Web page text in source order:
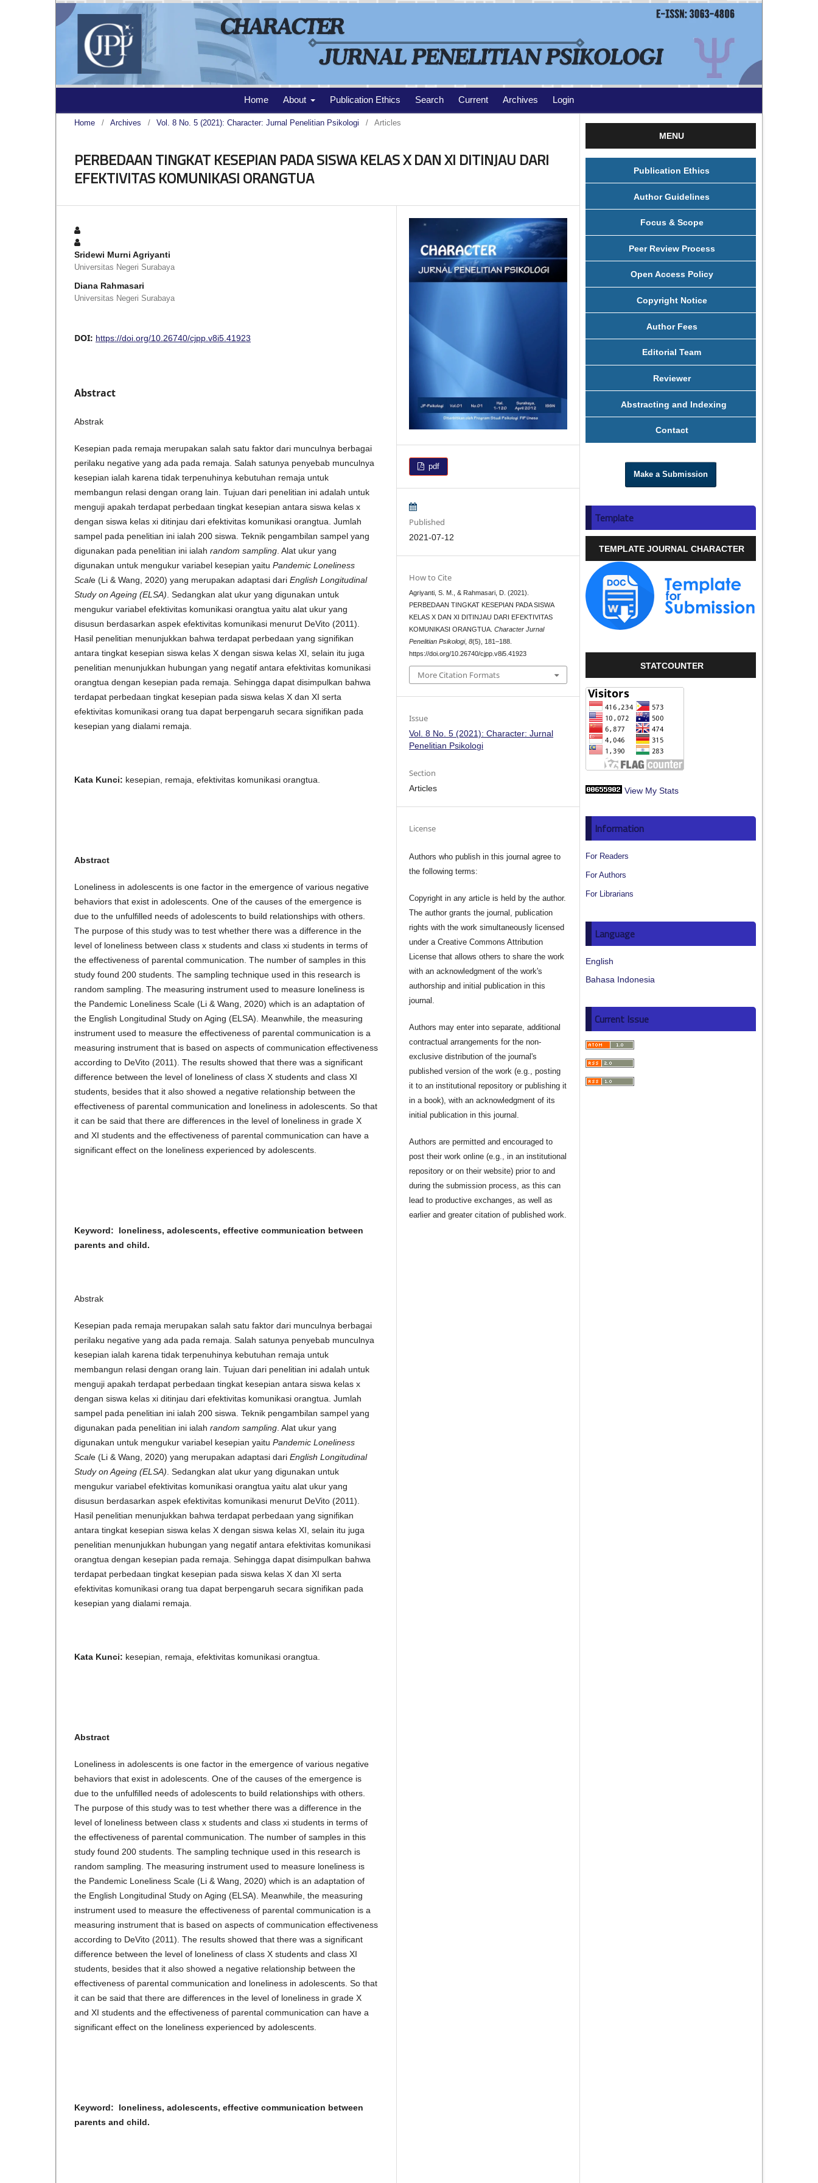
Home About Publication Ethics Search Current Archives Login
Home / Archives / Vol. 8 No. 5 (2021): Character: Jurnal Penelitian Psikologi / Articles
PERBEDAAN TINGKAT KESEPIAN PADA SISWA KELAS X DAN XI DITINJAU DARI
EFEKTIVITAS KOMUNIKASI ORANGTUA
Sridewi Murni Agriyanti
Universitas Negeri Surabaya
Diana Rahmasari
Universitas Negeri Surabaya
DOI: https://doi.org/10.26740/cjpp.v8i5.41923
Abstract
Abstrak
Kesepian pada remaja merupakan salah satu faktor dari munculnya berbagai
perilaku negative yang ada pada remaja. Salah satunya penyebab munculnya
kesepian ialah karena tidak terpenuhinya kebutuhan remaja untuk
membangun relasi dengan orang lain. Tujuan dari penelitian ini adalah untuk
menguji apakah terdapat perbedaan tingkat kesepian antara siswa kelas x
dengan siswa kelas xi ditinjau dari efektivitas komunikasi orangtua. Jumlah
sampel pada penelitian ini ialah 200 siswa. Teknik pengambilan sampel yang
digunakan pada penelitian ini ialah random sampling . Alat ukur yang
digunakan untuk mengukur variabel kesepian yaitu Pandemic Loneliness
Scale (Li & Wang, 2020) yang merupakan adaptasi dari English Longitudinal
Study on Ageing (ELSA) . Sedangkan alat ukur yang digunakan untuk
mengukur variabel efektivitas komunikasi orangtua yaitu alat ukur yang
disusun berdasarkan aspek efektivitas komunikasi menurut DeVito (2011).
Hasil penelitian menunjukkan bahwa terdapat perbedaan yang signifikan
antara tingkat kesepian siswa kelas X dengan siswa kelas XI, selain itu juga
penelitian menunjukkan hubungan yang negatif antara efektivitas komunikasi
orangtua dengan kesepian pada remaja. Sehingga dapat disimpulkan bahwa
terdapat perbedaan tingkat kesepian pada siswa kelas X dan XI serta
efektivitas komunikasi orang tua dapat berpengaruh secara signifikan pada
kesepian yang dialami remaja.
Kata Kunci: kesepian, remaja, efektivitas komunikasi orangtua.
Abstract
Loneliness in adolescents is one factor in the emergence of various negative
behaviors that exist in adolescents. One of the causes of the emergence is
due to the unfulfilled needs of adolescents to build relationships with others.
The purpose of this study was to test whether there was a difference in the
level of loneliness between class x students and class xi students in terms of
the effectiveness of parental communication. The number of samples in this
study found 200 students. The sampling technique used in this research is
random sampling. The measuring instrument used to measure loneliness is
the Pandemic Loneliness Scale (Li & Wang, 2020) which is an adaptation of
the English Longitudinal Study on Aging (ELSA). Meanwhile, the measuring
instrument used to measure the effectiveness of parental communication is a
measuring instrument that is based on aspects of communication effectiveness
according to DeVito (2011). The results showed that there was a significant
difference between the level of loneliness of class X students and class XI
students, besides that it also showed a negative relationship between the
effectiveness of parental communication and loneliness in adolescents. So that
it can be said that there are differences in the level of loneliness in grade X
and XI students and the effectiveness of parental communication can have a
significant effect on the loneliness experienced by adolescents.
Keyword: loneliness, adolescents, effective communication between
parents and child.
Abstrak
Kesepian pada remaja merupakan salah satu faktor dari munculnya berbagai
perilaku negative yang ada pada remaja. Salah satunya penyebab munculnya
kesepian ialah karena tidak terpenuhinya kebutuhan remaja untuk
membangun relasi dengan orang lain. Tujuan dari penelitian ini adalah untuk
menguji apakah terdapat perbedaan tingkat kesepian antara siswa kelas x
dengan siswa kelas xi ditinjau dari efektivitas komunikasi orangtua. Jumlah
sampel pada penelitian ini ialah 200 siswa. Teknik pengambilan sampel yang
digunakan pada penelitian ini ialah random sampling. Alat ukur yang
digunakan untuk mengukur variabel kesepian yaitu Pandemic Loneliness
Scale (Li & Wang, 2020) yang merupakan adaptasi dari English Longitudinal
Study on Ageing (ELSA). Sedangkan alat ukur yang digunakan untuk
mengukur variabel efektivitas komunikasi orangtua yaitu alat ukur yang
disusun berdasarkan aspek efektivitas komunikasi menurut DeVito (2011).
Hasil penelitian menunjukkan bahwa terdapat perbedaan yang signifikan
antara tingkat kesepian siswa kelas X dengan siswa kelas XI, selain itu juga
penelitian menunjukkan hubungan yang negatif antara efektivitas komunikasi
orangtua dengan kesepian pada remaja. Sehingga dapat disimpulkan bahwa
terdapat perbedaan tingkat kesepian pada siswa kelas X dan XI serta
efektivitas komunikasi orang tua dapat berpengaruh secara signifikan pada
kesepian yang dialami remaja.
Kata Kunci: kesepian, remaja, efektivitas komunikasi orangtua.
Abstract
Loneliness in adolescents is one factor in the emergence of various negative
behaviors that exist in adolescents. One of the causes of the emergence is
due to the unfulfilled needs of adolescents to build relationships with others.
The purpose of this study was to test whether there was a difference in the
level of loneliness between class x students and class xi students in terms of
the effectiveness of parental communication. The number of samples in this
study found 200 students. The sampling technique used in this research is
random sampling. The measuring instrument used to measure loneliness is
the Pandemic Loneliness Scale (Li & Wang, 2020) which is an adaptation of
the English Longitudinal Study on Aging (ELSA). Meanwhile, the measuring
instrument used to measure the effectiveness of parental communication is a
measuring instrument that is based on aspects of communication effectiveness
according to DeVito (2011). The results showed that there was a significant
difference between the level of loneliness of class X students and class XI
students, besides that it also showed a negative relationship between the
effectiveness of parental communication and loneliness in adolescents. So that
it can be said that there are differences in the level of loneliness in grade X
and XI students and the effectiveness of parental communication can have a
significant effect on the loneliness experienced by adolescents.
Keyword: loneliness, adolescents, effective communication between
parents and child.
pdf
Published
2021-07-12
How to Cite
Agriyanti, S. M., & Rahmasari, D. (2021).
PERBEDAAN TINGKAT KESEPIAN PADA SISWA
KELAS X DAN XI DITINJAU DARI EFEKTIVITAS
KOMUNIKASI ORANGTUA.Character Jurnal
Penelitian Psikologi,8(5), 181–188.
https://doi.org/10.26740/cjpp.v8i5.41923
More Citation Formats
Issue
Vol. 8 No. 5 (2021): Character: Jurnal
Penelitian Psikologi
Section
Articles
License
Authors who publish in this journal agree to
the following terms:
Copyright in any article is held by the author.
The author grants the journal, publication
rights with the work simultaneously licensed
under a Creative Commons Attribution
License that allows others to share the work
with an acknowledgment of the work's
authorship and initial publication in this
journal.
Authors may enter into separate, additional
contractual arrangements for the non-
exclusive distribution of the journal's
published version of the work (e.g., posting
it to an institutional repository or publishing it
in a book), with an acknowledgment of its
initial publication in this journal.
Authors are permitted and encouraged to
post their work online (e.g., in an institutional
repository or on their website) prior to and
during the submission process, as this can
lead to productive exchanges, as well as
earlier and greater citation of published work.
MENU
Publication Ethics
Author Guidelines
Focus & Scope
Peer Review Process
Open Access Policy
Copyright Notice
Author Fees
Editorial Team
Reviewer
Abstracting and Indexing
Contact
Make a Submission
Template
TEMPLATE JOURNAL CHARACTER
STATCOUNTER
View My Stats
Information
For Readers
For Authors
For Librarians
Language
English
Bahasa Indonesia
Current Issue